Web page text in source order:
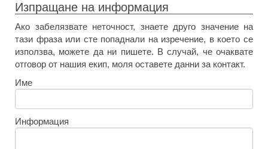
Изпращане на информация
Ако забелязвате неточност, знаете друго значение на
тази фраза или сте попаднали на изречение, в което се
използва, можете да ни пишете. В случай, че очаквате
отговор от нашия екип, моля оставете данни за контакт.
Име
Информация